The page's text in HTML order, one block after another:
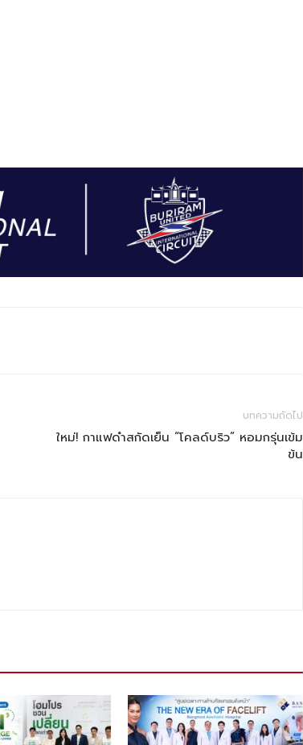
บทความถัดไป
ใหม่! กาแฟดำสกัดเย็น “โคลด์บริว” หอมกรุ่นเข้ม
ข้น